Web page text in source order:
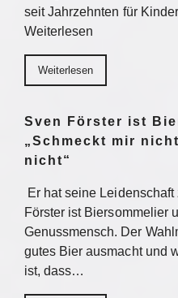
seit Jahrzehnten für
Weiterlesen
Weiterlesen
Sven Förster ist
„Schmeckt mir
nicht“
Er hat seine
Förster ist Biersommelier
Genussmensch. Der
gutes Bier ausmacht und
ist, dass…